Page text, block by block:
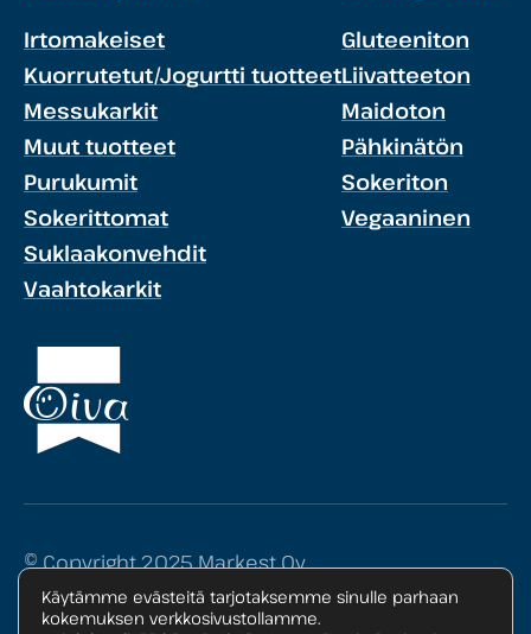
Irtomakeiset
Kuorrutetut/Jogurtti tuotteet
Messukarkit
Muut tuotteet
Purukumit
Sokerittomat
Suklaakonvehdit
Vaahtokarkit
Gluteeniton
Liivatteeton
Maidoton
Pähkinätön
Sokeriton
Vegaaninen
© Copyright 2025 Markest Oy
Tietosuojaseloste
Käytämme evästeitä tarjotaksemme sinulle parhaan
kokemuksen verkkosivustollamme.